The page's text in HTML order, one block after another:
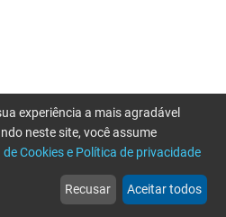
web
Notícias
more_horiz
Mais
experiência a mais agradável
neste site, você assume
de Cookies e Política de privacidade
Recusar Aceitar todos
favor tente novamente